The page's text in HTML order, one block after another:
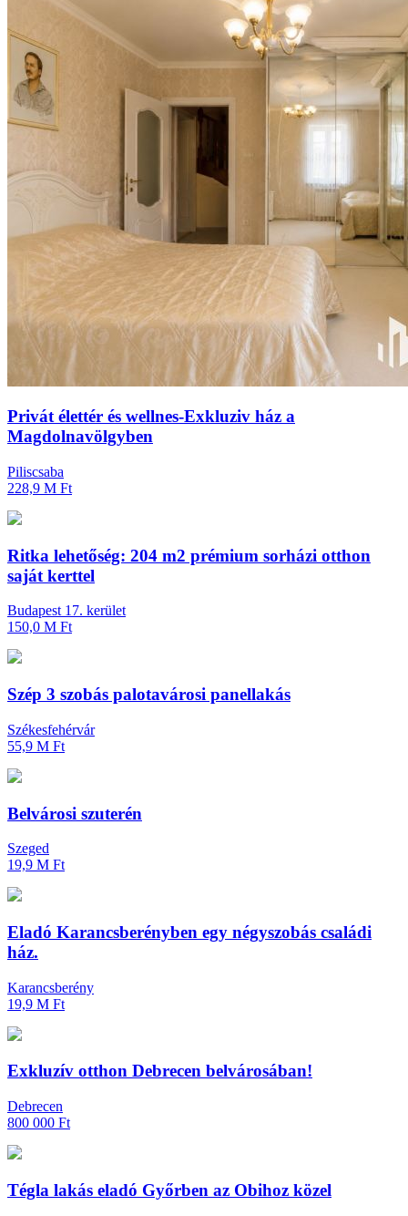
Privát élettér és wellnes-Exkluziv ház a
Magdolnavölgyben
Piliscsaba
228,9 M Ft
Ritka lehetőség: 204 m2 prémium sorházi otthon
saját kerttel
Budapest 17. kerület
150,0 M Ft
Szép 3 szobás palotavárosi panellakás
Székesfehérvár
55,9 M Ft
Belvárosi szuterén
Szeged
19,9 M Ft
Eladó Karancsberényben egy négyszobás családi
ház.
Karancsberény
19,9 M Ft
Exkluzív otthon Debrecen belvárosában!
Debrecen
800 000 Ft
Tégla lakás eladó Győrben az Obihoz közel